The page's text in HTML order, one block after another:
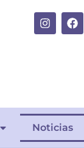
Noticias